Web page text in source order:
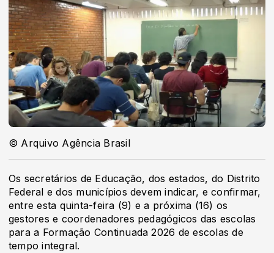
© Arquivo Agência Brasil
Os secretários de Educação, dos estados, do Distrito
Federal e dos municípios devem indicar, e confirmar,
entre esta quinta-feira (9) e a próxima (16) os
gestores e coordenadores pedagógicos das escolas
para a Formação Continuada 2026 de escolas de
tempo integral.